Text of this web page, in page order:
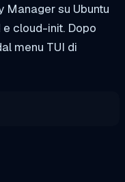
Manager su Ubuntu
cloud-init. Dopo
menu TUI di